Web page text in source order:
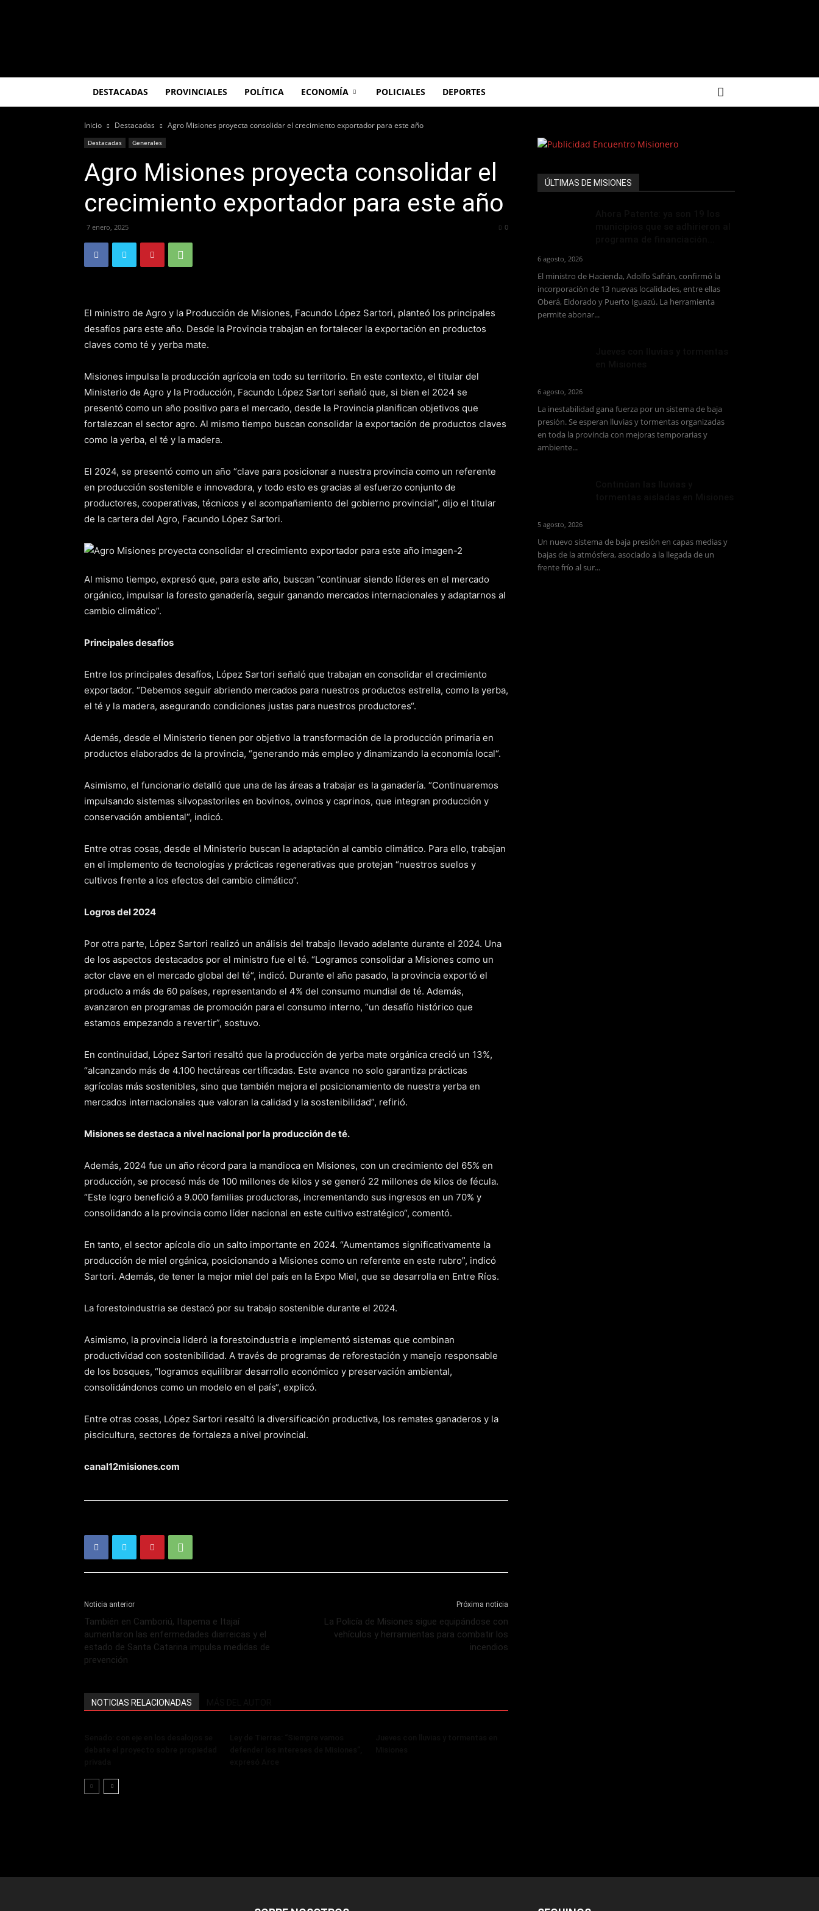
DESTACADAS PROVINCIALES POLÍTICA ECONOMÍA POLICIALES DEPORTES
Inicio Destacadas Agro Misiones proyecta consolidar el crecimiento exportador para este año
Destacadas Generales
Agro Misiones proyecta consolidar el
crecimiento exportador para este año
7 enero, 2025 0
El ministro de Agro y la Producción de Misiones, Facundo López Sartori, planteó los principales
desafíos para este año. Desde la Provincia trabajan en fortalecer la exportación en productos
claves como té y yerba mate.
Misiones impulsa la producción agrícola en todo su territorio. En este contexto, el titular del
Ministerio de Agro y la Producción, Facundo López Sartori señaló que, si bien el 2024 se
presentó como un año positivo para el mercado, desde la Provincia planifican objetivos que
fortalezcan el sector agro. Al mismo tiempo buscan consolidar la exportación de productos claves
como la yerba, el té y la madera.
El 2024, se presentó como un año “clave para posicionar a nuestra provincia como un referente
en producción sostenible e innovadora, y todo esto es gracias al esfuerzo conjunto de
productores, cooperativas, técnicos y el acompañamiento del gobierno provincial”, dijo el titular
de la cartera del Agro, Facundo López Sartori.
Al mismo tiempo, expresó que, para este año, buscan “continuar siendo líderes en el mercado
orgánico, impulsar la foresto ganadería, seguir ganando mercados internacionales y adaptarnos al
cambio climático”.
Principales desafíos
Entre los principales desafíos, López Sartori señaló que trabajan en consolidar el crecimiento
exportador. “Debemos seguir abriendo mercados para nuestros productos estrella, como la yerba,
el té y la madera, asegurando condiciones justas para nuestros productores“.
Además, desde el Ministerio tienen por objetivo la transformación de la producción primaria en
productos elaborados de la provincia, “generando más empleo y dinamizando la economía local“.
Asimismo, el funcionario detalló que una de las áreas a trabajar es la ganadería. “Continuaremos
impulsando sistemas silvopastoriles en bovinos, ovinos y caprinos, que integran producción y
conservación ambiental“, indicó.
Entre otras cosas, desde el Ministerio buscan la adaptación al cambio climático. Para ello, trabajan
en el implemento de tecnologías y prácticas regenerativas que protejan “nuestros suelos y
cultivos frente a los efectos del cambio climático“.
Logros del 2024
Por otra parte, López Sartori realizó un análisis del trabajo llevado adelante durante el 2024. Una
de los aspectos destacados por el ministro fue el té. “Logramos consolidar a Misiones como un
actor clave en el mercado global del té“, indicó. Durante el año pasado, la provincia exportó el
producto a más de 60 países, representando el 4% del consumo mundial de té. Además,
avanzaron en programas de promoción para el consumo interno, “un desafío histórico que
estamos empezando a revertir”, sostuvo.
En continuidad, López Sartori resaltó que la producción de yerba mate orgánica creció un 13%,
“alcanzando más de 4.100 hectáreas certificadas. Este avance no solo garantiza prácticas
agrícolas más sostenibles, sino que también mejora el posicionamiento de nuestra yerba en
mercados internacionales que valoran la calidad y la sostenibilidad”, refirió.
Misiones se destaca a nivel nacional por la producción de té.
Además, 2024 fue un año récord para la mandioca en Misiones, con un crecimiento del 65% en
producción, se procesó más de 100 millones de kilos y se generó 22 millones de kilos de fécula.
“Este logro benefició a 9.000 familias productoras, incrementando sus ingresos en un 70% y
consolidando a la provincia como líder nacional en este cultivo estratégico“, comentó.
En tanto, el sector apícola dio un salto importante en 2024. “Aumentamos significativamente la
producción de miel orgánica, posicionando a Misiones como un referente en este rubro”, indicó
Sartori. Además, de tener la mejor miel del país en la Expo Miel, que se desarrolla en Entre Ríos.
La forestoindustria se destacó por su trabajo sostenible durante el 2024.
Asimismo, la provincia lideró la forestoindustria e implementó sistemas que combinan
productividad con sostenibilidad. A través de programas de reforestación y manejo responsable
de los bosques, “logramos equilibrar desarrollo económico y preservación ambiental,
consolidándonos como un modelo en el país“, explicó.
Entre otras cosas, López Sartori resaltó la diversificación productiva, los remates ganaderos y la
piscicultura, sectores de fortaleza a nivel provincial.
canal12misiones.com
Noticia anterior
También en Camboriú, Itapema e Itajaí
aumentaron las enfermedades diarreicas y el
estado de Santa Catarina impulsa medidas de
prevención
Próxima noticia
La Policía de Misiones sigue equipándose con
vehículos y herramientas para combatir los
incendios
NOTICIAS RELACIONADAS
ÚLTIMAS DE MISIONES
6 agosto, 2026
El ministro de Hacienda, Adolfo Safrán, confirmó la
incorporación de 13 nuevas localidades, entre ellas
Oberá, Eldorado y Puerto Iguazú. La herramienta
permite abonar...
6 agosto, 2026
La inestabilidad gana fuerza por un sistema de baja
presión. Se esperan lluvias y tormentas organizadas
en toda la provincia con mejoras temporarias y
ambiente...
5 agosto, 2026
Un nuevo sistema de baja presión en capas medias y
bajas de la atmósfera, asociado a la llegada de un
frente frío al sur...